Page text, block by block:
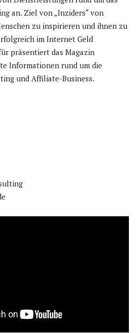
an. Ziel von „Inziders“ von
zu inspirieren und ihnen zu
im Internet Geld
präsentiert das Magazin
Informationen rund um die
und Affiliate-Business.